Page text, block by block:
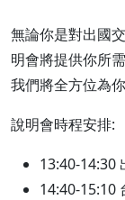
無論你是對出國
明會將提供你所
我們將全方位為你
說明會時程安排:
13:40-14:30
14:40-15:10